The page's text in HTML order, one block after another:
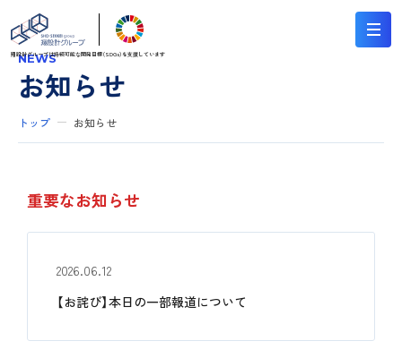
翔設計グループは持続可能な開発目標（SDGs）を支援しています
お知らせ
NEWS
トップ お知らせ
重要なお知らせ
2026.06.12
【お詫び】本日の一部報道について